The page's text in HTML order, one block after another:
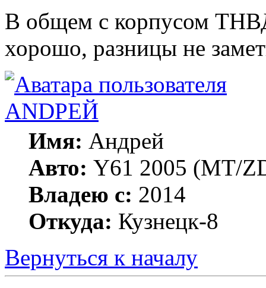
В общем с корпусом
хорошо, разницы не
ANDРЕЙ
Имя: Андрей
Авто: Y61 2005 (МT/
Владею с: 2014
Откуда: Кузнецк-8
Вернуться к началу